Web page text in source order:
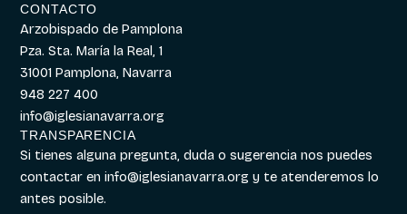
CONTACTO
Arzobispado de Pamplona
Pza. Sta. María la Real, 1
31001 Pamplona, Navarra
948 227 400
info@iglesianavarra.org
TRANSPARENCIA
Si tienes alguna pregunta, duda o sugerencia nos puedes
contactar eninfo@iglesianavarra.org y te atenderemos lo
antes posible.